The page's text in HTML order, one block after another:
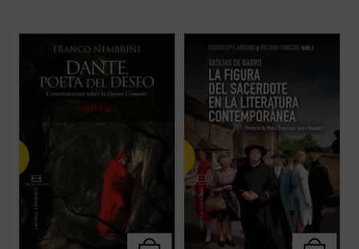
Ausente de los planes de estudios
España a un puñado de referencias
genéricas, tales como el uso del adjetivo
«dantesco» para indicar algo espantoso y
terrible, sin que se conozca realmente sus
Escribía Luigi Santucci, en 1951, al frente de
fascinante que resultaba para un escritor
la figura de un hombre ---el sacerdote---
que en un momento de su existencia decide
elegir un modo de vida ...(ver ficha)